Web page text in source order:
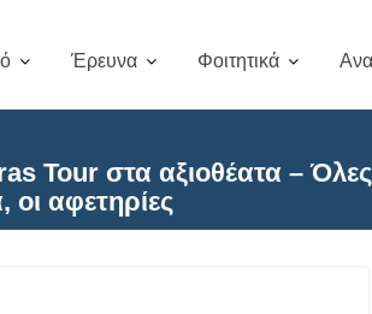
Έρευνα Φοιτητικά
στα αξιοθέατα – Όλες
οι αφετηρίες